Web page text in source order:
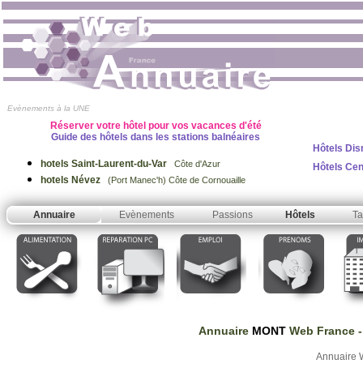
Evènements à la UNE
Réserver votre hôtel pour vos vacances d'été
Guide des hôtels dans les stations balnéaires
hotels Saint-Laurent-du-Var Côte d'Azur
hotels Névez (Port Manec'h) Côte de Cornouaille
Hôtels
Hôtels
Annuaire Evènements Passions Hôtels
Annuaire MONTWeb France-
Annuaire